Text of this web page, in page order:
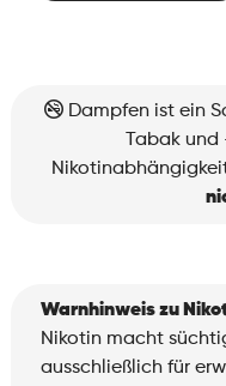
Dampfen ist ein
Tabak
Warnhinweis zu
Nikotin macht
ausschließlich für